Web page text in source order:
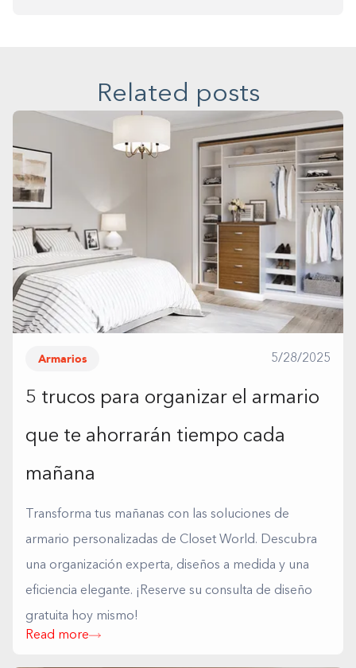
Related posts
Armarios 5/28/2025
5 trucos para organizar el armario
que te ahorrarán tiempo cada
mañana
Transforma tus mañanas con las soluciones de
armario personalizadas de Closet World. Descubra
una organización experta, diseños a medida y una
eficiencia elegante. ¡Reserve su consulta de diseño
gratuita hoy mismo!
Read more